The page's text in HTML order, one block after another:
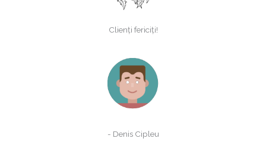
Clienți fericiți!
- Denis Cipleu